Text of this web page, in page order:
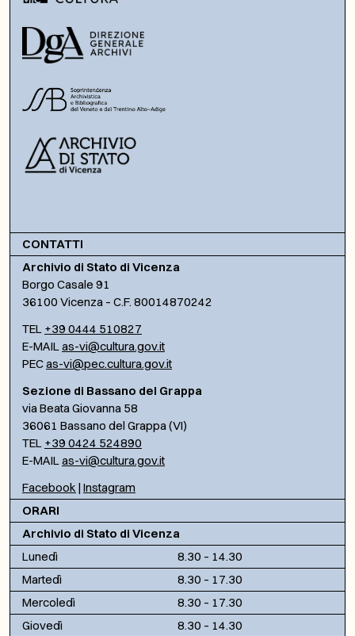
CONTATTI
Archivio di Stato di Vicenza
Borgo Casale 91
36100 Vicenza – C.F. 80014870242
TEL +39 0444 510827
E-MAILas-vi@cultura.gov.it
PECas-vi@pec.cultura.gov.it
Sezione di Bassano del Grappa
via Beata Giovanna 58
36061 Bassano del Grappa (VI)
TEL +39 0424 524890
E-MAILas-vi@cultura.gov.it
Facebook | Instagram
ORARI
Archivio di Stato di Vicenza
Lunedì
8.30 – 14.30
Martedì
8.30 – 17.30
Mercoledì
8.30 – 17.30
Giovedì
8.30 – 14.30